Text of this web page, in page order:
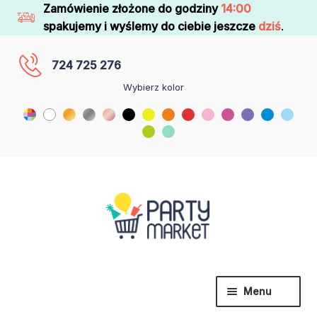
Zamówienie złożone do godziny 14:00
spakujemy i wyślemy do ciebie jeszcze dziś.
724 725 276
Wybierz kolor
Menu